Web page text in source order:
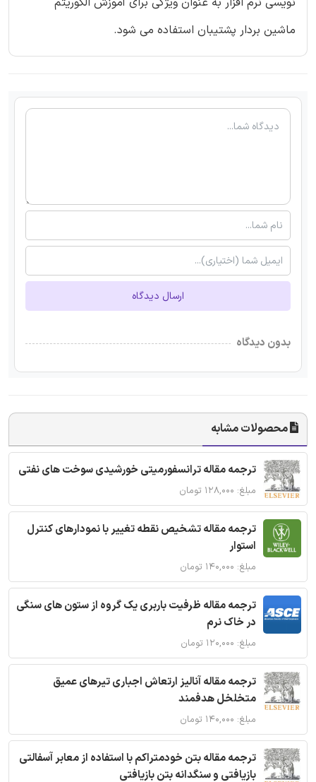
ماشین بردار پشتیبان استفاده می شود.
ارسال دیدگاه
بدون دیدگاه
محصولات مشابه
ترجمه مقاله ترانسفورمیتی خورشیدی سوخت های نفتی
مبلغ: ۱۲۸,۰۰۰ تومان
ترجمه مقاله تشخیص نقطه تغییر با نمودارهای کنترل
استوار
مبلغ: ۱۴۰,۰۰۰ تومان
ترجمه مقاله ظرفیت باربری یک گروه از ستون های سنگی
در خاک نرم
مبلغ: ۱۲۰,۰۰۰ تومان
ترجمه مقاله آنالیز ارتعاش اجباری تیرهای عمیق
متخلخل هدفمند
مبلغ: ۱۴۰,۰۰۰ تومان
ترجمه مقاله بتن خودمتراکم با استفاده از معابر آسفالتی
بازیافتی و سنگدانه بتن بازیافتی